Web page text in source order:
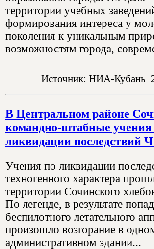
территории учебных
формирования интереса у
поколения к уникальным
возможностям города,
Источник: НИА-Кубань
В Центральном районе
командно-штабные учения
ликвидации последствий
Учения по ликвидации
техногенного характера
территории Сочинского
По легенде, в результате
беспилотного летательного
произошло возгорание в
административном здании...